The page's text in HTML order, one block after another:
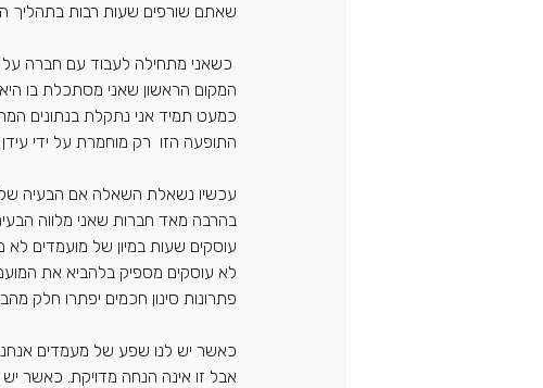
שאתם שורפים שעות רבות בתהליך
המקום הראשון שאני מסתכלת בו
כמעט תמיד אני נתקלת בנתונים
התופעה הזו  רק מוחמרת על ידי
עכשיו נשאלת השאלה אם הבעיה
בהרבה מאד חברות שאני מלווה
עוסקים שעות במיון של מועמדים לא
לא עוסקים מספיק בלהביא את
פתרונות סינון חכמים יפתרו חלק
כאשר יש לנו שפע של מעמדים
אבל זו אינה הנחה מדויקת. כאשר